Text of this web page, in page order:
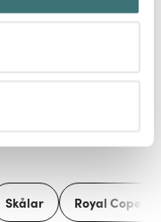
skanna den för
uppgifter
när som
och annonserna
du tycker om. Det
och göra
kunder
Skålar Royal